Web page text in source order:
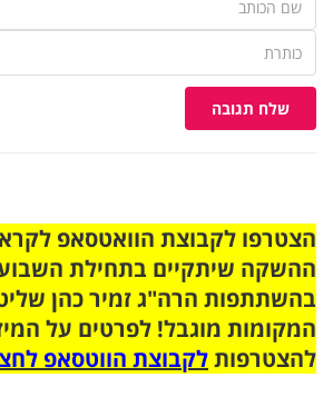
שלח תגובה
ההשקה שיתקיים בתחילת
בהשתתפות הרה"ג זמיר כהן
המקומות מוגבל! לפרטים על
להצטרפותלקבוצת הווטסאפ